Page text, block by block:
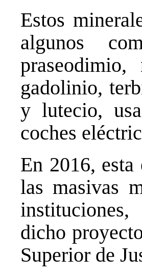
Estos
algunos
gadolinio,
y lutecio,
coches
En 2016,
las masivas
dicho
Superior de